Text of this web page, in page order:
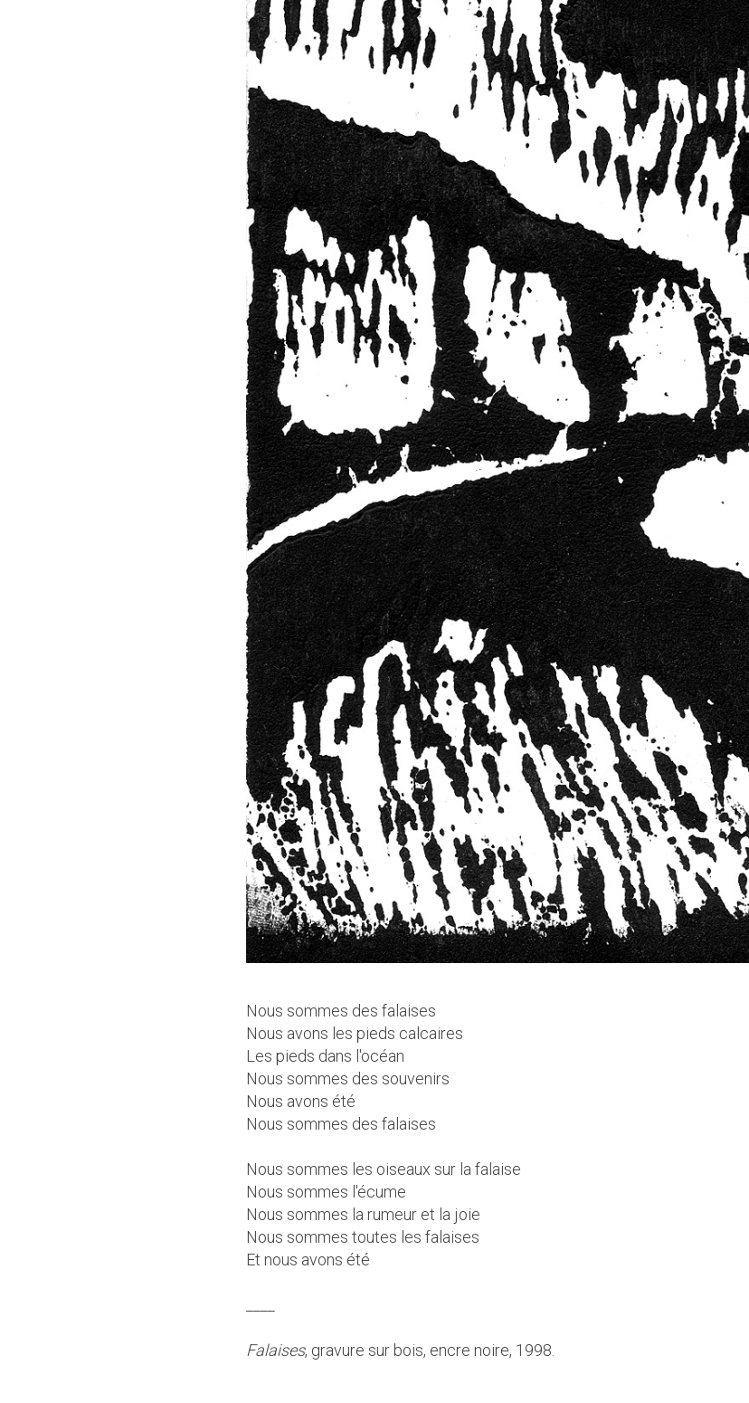
Nous sommes des falaises
Nous avons les pieds calcaires
Les pieds dans l'océan
Nous sommes des souvenirs
Nous avons été
Nous sommes des falaises
Nous sommes les oiseaux sur la falaise
Nous sommes l'écume
Nous sommes la rumeur et la joie
Nous sommes toutes les falaises
Et nous avons été
Falaises, gravure sur bois, encre noire, 1998.